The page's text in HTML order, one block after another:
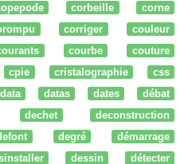
corbeille
corne
corriger
couleur
courbe
couture
cpie cristalographie
css
data datas dates
débat
dechet
deconstruction
degré
démarrage
dessin
détecter